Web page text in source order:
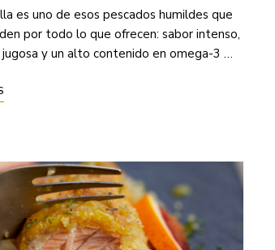
es uno de esos pescados humildes que
por todo lo que ofrecen: sabor intenso,
y un alto contenido en omega-3 …